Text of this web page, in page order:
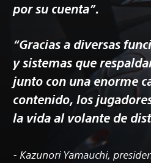
por su cuenta”.
“Gracias a diversas
y sistemas que
junto con una enorme
contenido, los
la vida al volante de
- Kazunori Yamauchi,